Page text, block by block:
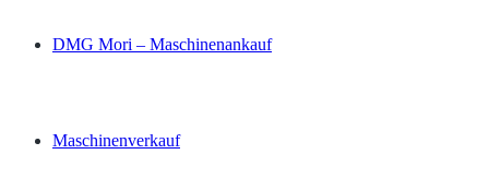
DMG Mori – Maschinenankauf
Maschinenverkauf